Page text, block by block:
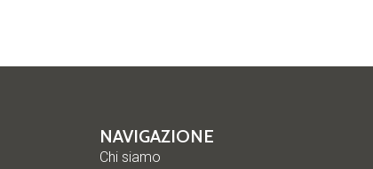
NAVIGAZIONE
Chi siamo